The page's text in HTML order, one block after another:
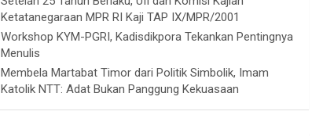
Ketatanegaraan MPR RI Kaji TAP IX/MPR/2001
Workshop KYM-PGRI, Kadisdikpora Tekankan Pentingnya
Menulis
Membela Martabat Timor dari Politik Simbolik, Imam
Katolik NTT: Adat Bukan Panggung Kekuasaan